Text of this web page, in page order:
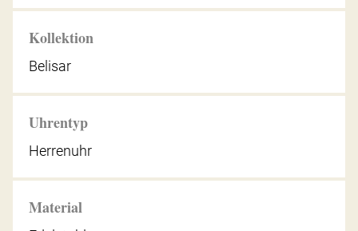
Kollektion
Belisar
Uhrentyp
Herrenuhr
Material